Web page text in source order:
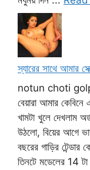
স্যারের সাথে আমার
notun choti
বেয়ারা আমার
খামটা খুলে দেখলাম
উঠলো, বিয়ের আগে
বছরের গাড়ির টেন্ডার
তিনটে মডেলের 14 টা